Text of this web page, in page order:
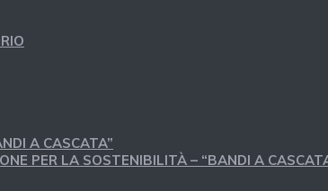
A CASCATA”
PER LA SOSTENIBILITÀ – “BANDI A